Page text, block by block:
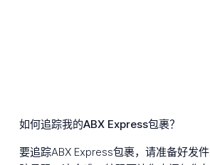
如何追踪我的ABX Express包裹？
要追踪ABX Express包裹，请准备好发